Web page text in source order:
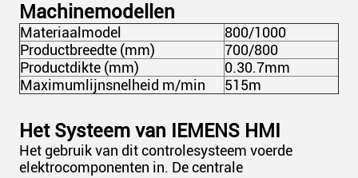
Machinemodellen
Materiaalmodel
800/1000
Productbreedte (mm)
700/800
Productdikte (mm)
0.30.7mm
Maximumlijnsnelheid m/min
515m
Het Systeem van IEMENS HMI
Het gebruik van dit controlesysteem voerde
elektrocomponenten in. De centrale